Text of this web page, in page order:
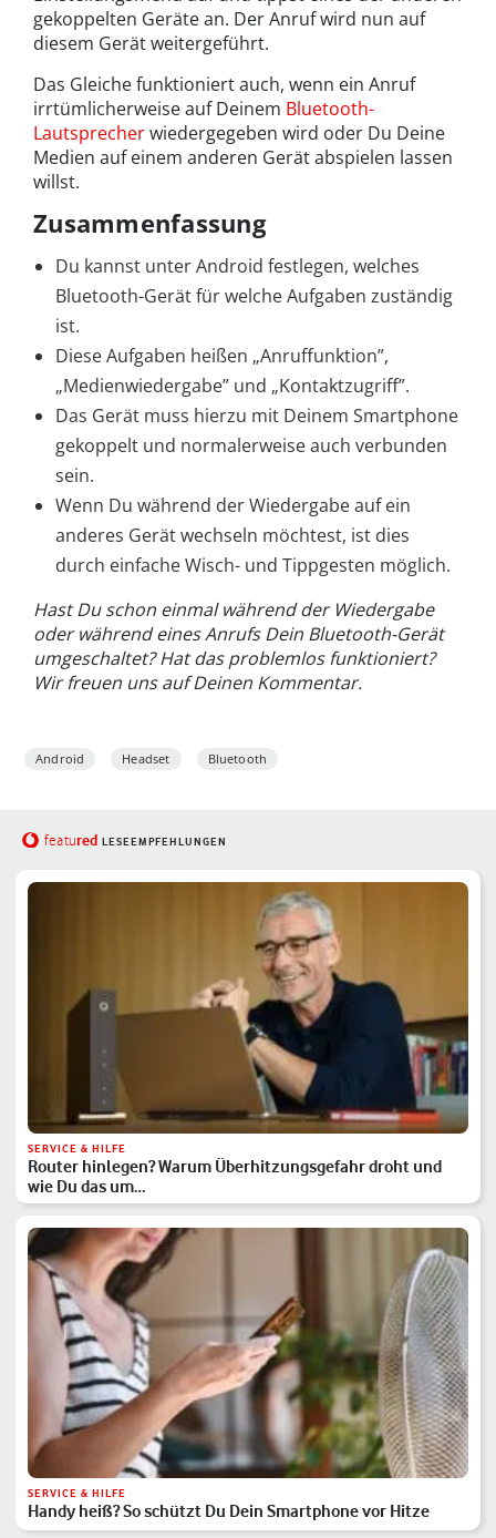
gekoppelten Geräte an. Der Anruf wird nun auf
diesem Gerät weitergeführt.
Das Gleiche funktioniert auch, wenn ein Anruf
irrtümlicherweise auf Deinem Bluetooth-
Lautsprecherwiedergegeben wird oder Du Deine
Medien auf einem anderen Gerät abspielen lassen
willst.
Zusammenfassung
Du kannst unter Android festlegen, welches
Bluetooth-Gerät für welche Aufgaben zuständig
ist.
Diese Aufgaben heißen „Anruffunktion”,
„Medienwiedergabe” und „Kontaktzugriff”.
Das Gerät muss hierzu mit Deinem Smartphone
gekoppelt und normalerweise auch verbunden
sein.
Wenn Du während der Wiedergabe auf ein
anderes Gerät wechseln möchtest, ist dies
durch einfache Wisch- und Tippgesten möglich.
Hast Du schon einmal während der Wiedergabe
oder während eines Anrufs Dein Bluetooth-Gerät
umgeschaltet? Hat das problemlos funktioniert?
Wir freuen uns auf Deinen Kommentar.
Android Headset Bluetooth
featured LESEEMPFEHLUNGEN
SERVICE & HILFE
Router hinlegen? Warum Überhitzungsgefahr droht und
wie Du das um…
SERVICE & HILFE
Handy heiß? So schützt Du Dein Smartphone vor Hitze